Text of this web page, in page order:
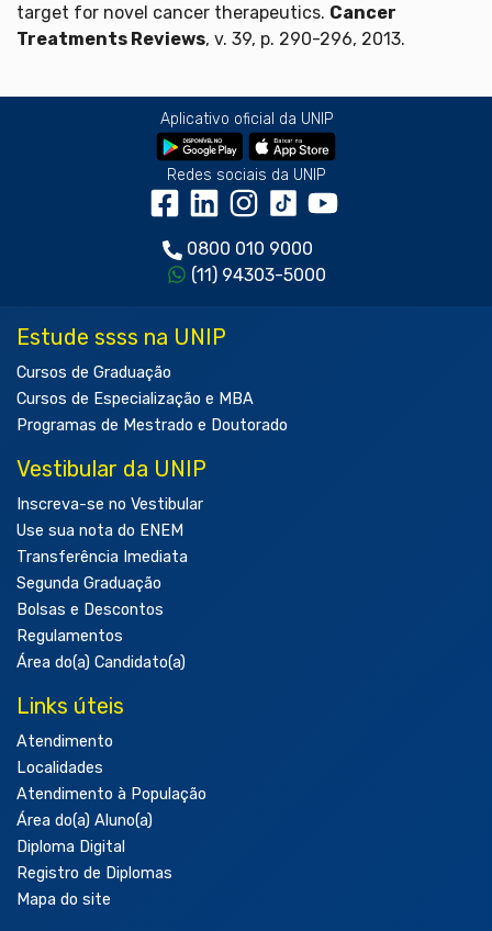
target for novel cancer therapeutics. Cancer
Treatments Reviews, v. 39, p. 290-296, 2013.
Aplicativo oficial da UNIP
Redes sociais da UNIP
0800 010 9000
(11) 94303-5000
Estude ssss na UNIP
Cursos de Graduação
Cursos de Especialização e MBA
Programas de Mestrado e Doutorado
Vestibular da UNIP
Inscreva-se no Vestibular
Use sua nota do ENEM
Transferência Imediata
Segunda Graduação
Bolsas e Descontos
Regulamentos
Área do(a) Candidato(a)
Links úteis
Atendimento
Localidades
Atendimento à População
Área do(a) Aluno(a)
Diploma Digital
Registro de Diplomas
Mapa do site